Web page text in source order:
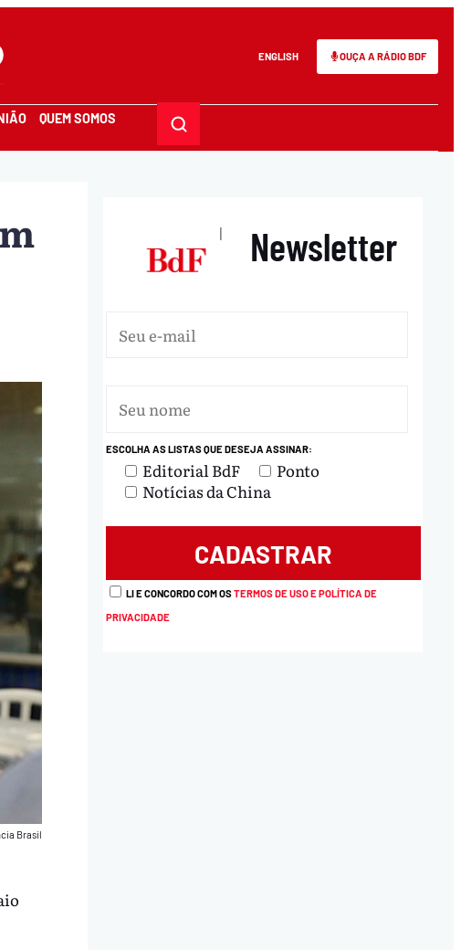
ENGLISH OUÇA A RÁDIO BDF
QUEM SOMOS
Brasil
| Newsletter
ESCOLHA AS LISTAS QUE DESEJA ASSINAR:
Editorial BdF
Ponto
Notícias da China
LI E CONCORDO COM OSTERMOS DE USO E POLÍTICA DE
PRIVACIDADE